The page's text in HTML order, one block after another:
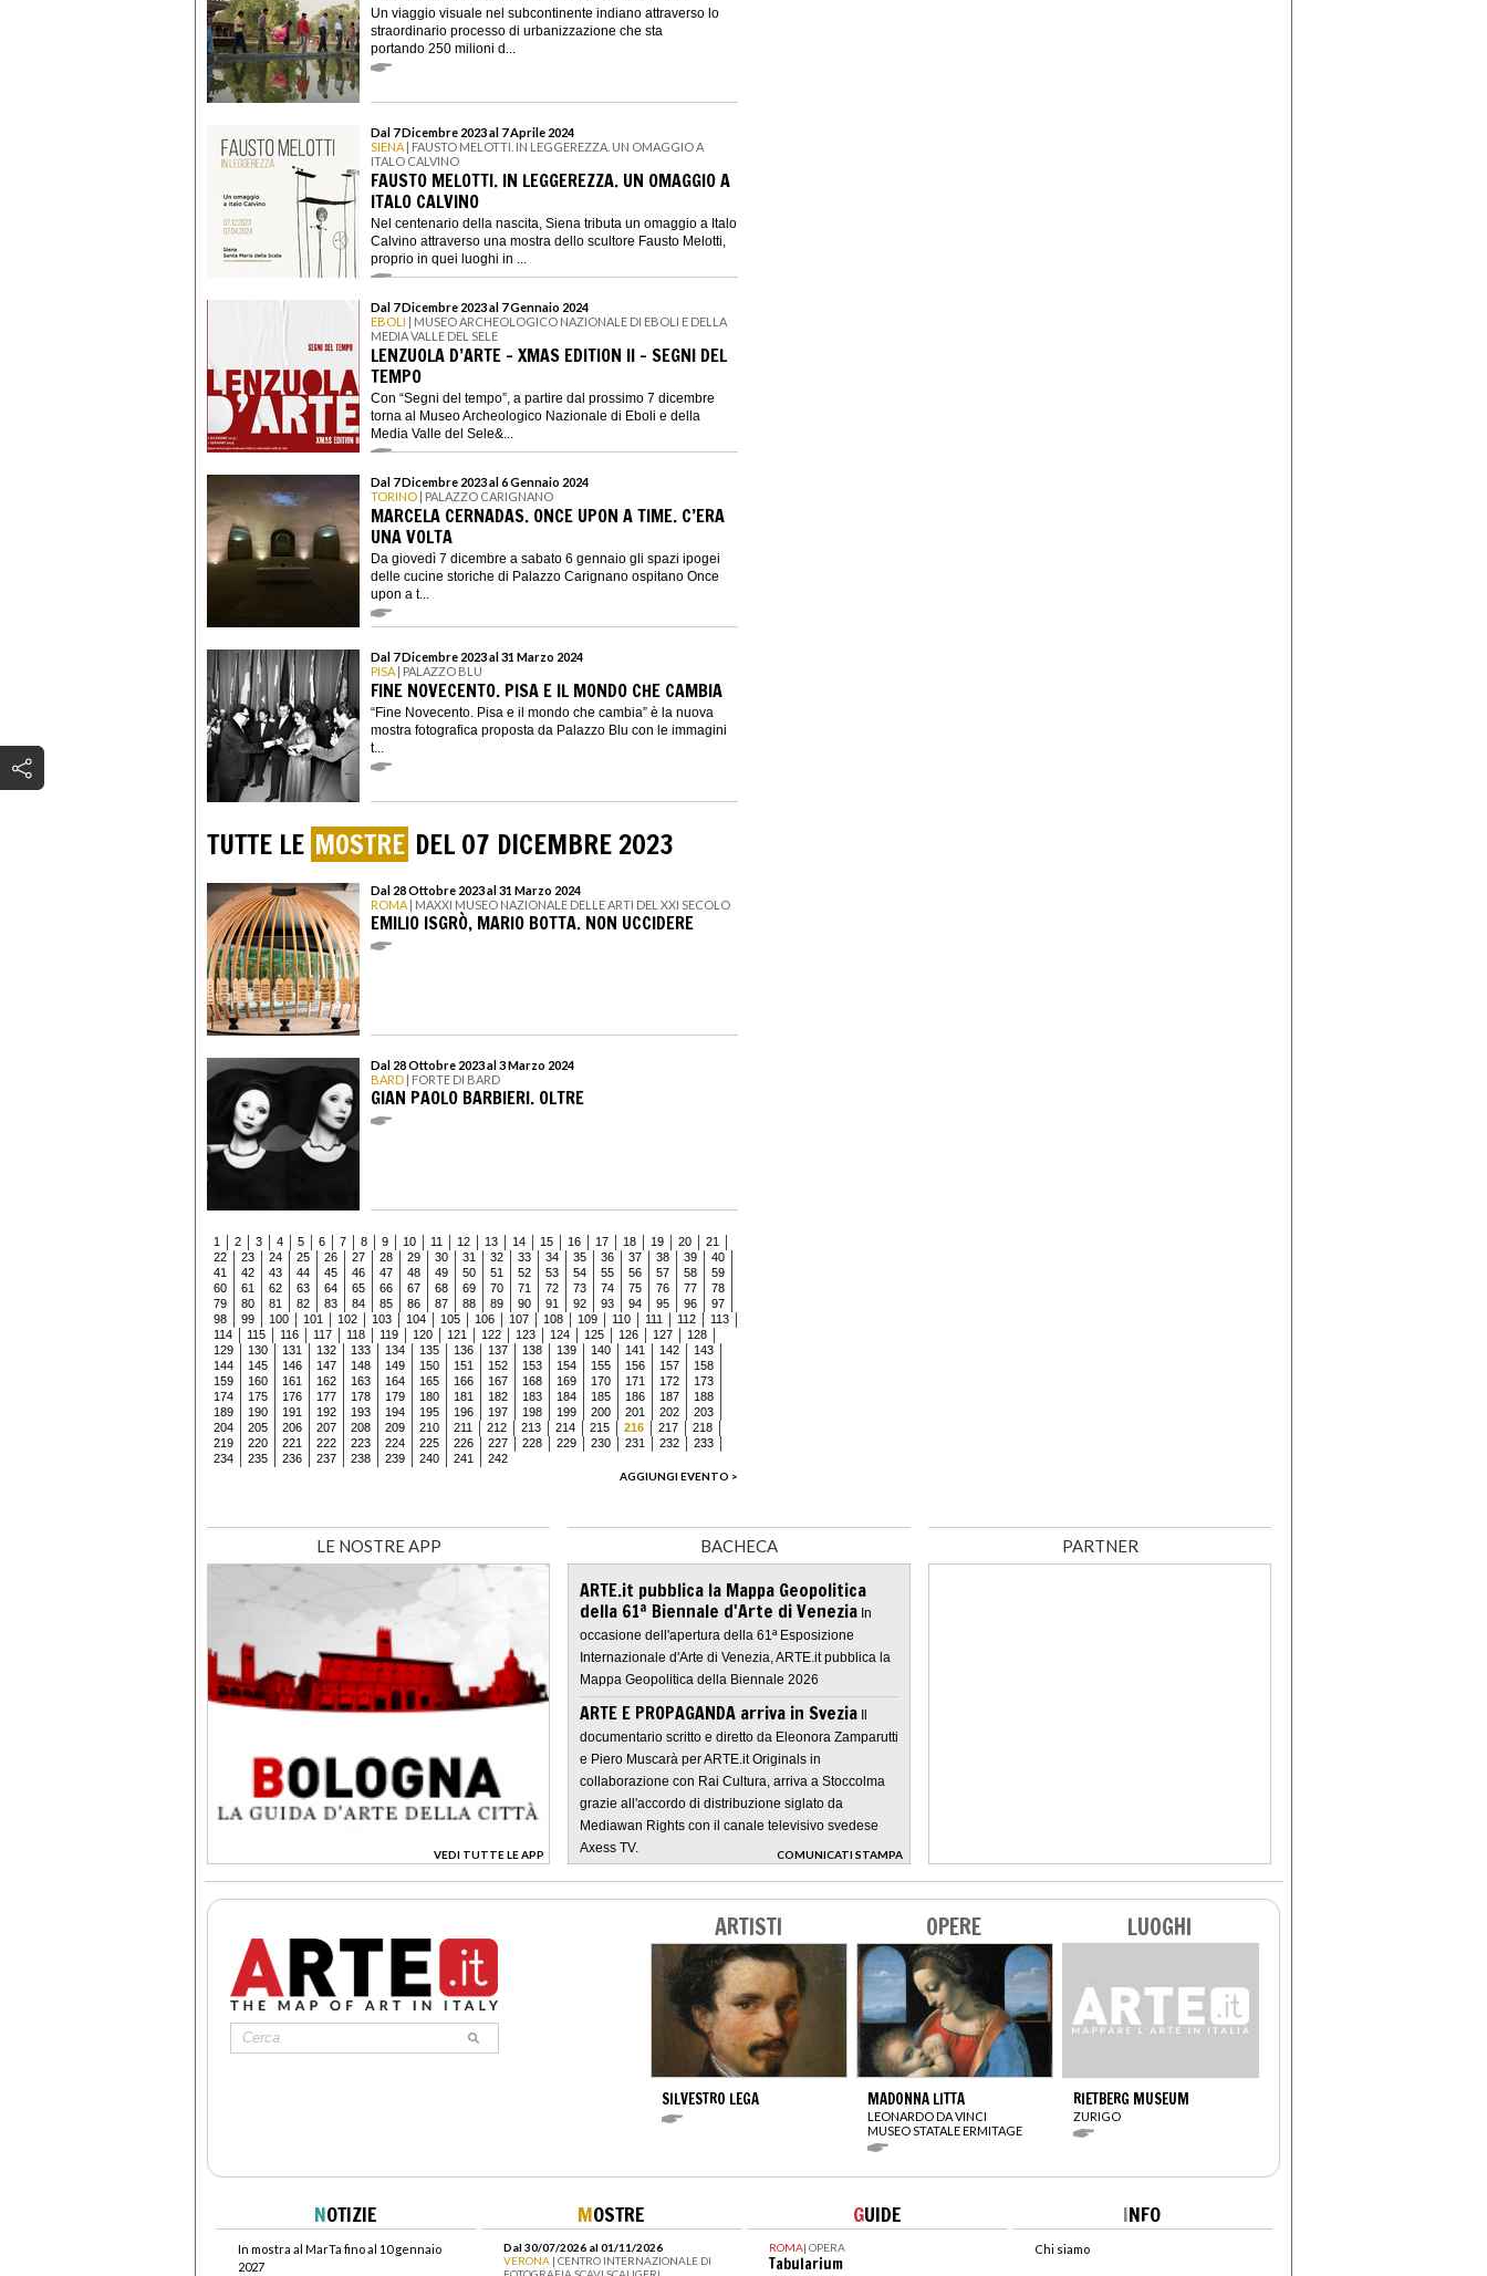
Un viaggio visuale nel subcontinente indiano attraverso lo
straordinario processo di urbanizzazione che sta
portando 250 milioni d...
Dal 7 Dicembre 2023 al 7 Aprile 2024
SIENA | FAUSTO MELOTTI. IN LEGGEREZZA. UN OMAGGIO A
ITALO CALVINO
FAUSTO MELOTTI. IN LEGGEREZZA. UN OMAGGIO A
ITALO CALVINO
Nel centenario della nascita, Siena tributa un omaggio a Italo
Calvino attraverso una mostra dello scultore Fausto Melotti,
proprio in quei luoghi in ...
Dal 7 Dicembre 2023 al 7 Gennaio 2024
EBOLI | MUSEO ARCHEOLOGICO NAZIONALE DI EBOLI E DELLA
MEDIA VALLE DEL SELE
LENZUOLA D’ARTE - XMAS EDITION II - SEGNI DEL
TEMPO
Con “Segni del tempo”, a partire dal prossimo 7 dicembre
torna al Museo Archeologico Nazionale di Eboli e della
Media Valle del Sele&...
Dal 7 Dicembre 2023 al 6 Gennaio 2024
TORINO | PALAZZO CARIGNANO
MARCELA CERNADAS. ONCE UPON A TIME. C’ERA
UNA VOLTA
Da giovedì 7 dicembre a sabato 6 gennaio gli spazi ipogei
delle cucine storiche di Palazzo Carignano ospitano Once
upon a t...
Dal 7 Dicembre 2023 al 31 Marzo 2024
PISA | PALAZZO BLU
FINE NOVECENTO. PISA E IL MONDO CHE CAMBIA
“Fine Novecento. Pisa e il mondo che cambia” è la nuova
mostra fotografica proposta da Palazzo Blu con le immagini
t...
TUTTE LE MOSTRE DEL 07 DICEMBRE 2023
Dal 28 Ottobre 2023 al 31 Marzo 2024
ROMA | MAXXI MUSEO NAZIONALE DELLE ARTI DEL XXI SECOLO
EMILIO ISGRÒ, MARIO BOTTA. NON UCCIDERE
Dal 28 Ottobre 2023 al 3 Marzo 2024
BARD | FORTE DI BARD
GIAN PAOLO BARBIERI. OLTRE
1 2 3 4 5 6 7 8 9 10 11 12 13 14 15 16 17 18 19 20
21
22
23 24 25 26 27 28 29 30 31 32 33 34 35 36 37 38 39
40
41
42 43 44 45 46 47 48 49 50 51 52 53 54 55 56 57 58
59
60
61 62 63 64 65 66 67 68 69 70 71 72 73 74 75 76 77
78
79
80 81 82 83 84 85 86 87 88 89 90 91 92 93 94 95 96
97
98
99 100 101 102 103 104 105 106 107 108 109 110 111 112
113
114
115 116 117 118 119 120 121 122 123 124 125 126 127
128
129
130 131 132 133 134 135 136 137 138 139 140 141 142
143
144
145 146 147 148 149 150 151 152 153 154 155 156 157
158
159
160 161 162 163 164 165 166 167 168 169 170 171 172
173
174
175 176 177 178 179 180 181 182 183 184 185 186 187
188
189
190 191 192 193 194 195 196 197 198 199 200 201 202
203
204
205 206 207 208 209 210 211 212 213 214 215 216 217
218
219
220 221 222 223 224 225 226 227 228 229 230 231 232
233
234
235 236 237 238 239 240 241
242
AGGIUNGI EVENTO >
LE NOSTRE APP
VEDI TUTTE LE APP
>
BACHECA
ARTE.it pubblica la Mappa Geopolitica
della 61ª Biennale d'Arte di Venezia In
occasione dell'apertura della 61ª Esposizione
Internazionale d'Arte di Venezia, ARTE.it pubblica la
Mappa Geopolitica della Biennale 2026
ARTE E PROPAGANDA arriva in Svezia Il
documentario scritto e diretto da Eleonora Zamparutti
e Piero Muscarà per ARTE.it Originals in
collaborazione con Rai Cultura, arriva a Stoccolma
grazie all'accordo di distribuzione siglato da
Mediawan Rights con il canale televisivo svedese
Axess TV.
COMUNICATI STAMPA
>
PARTNER
ARTISTI
SILVESTRO LEGA
OPERE
MADONNA LITTA
LEONARDO DA VINCI
MUSEO STATALE ERMITAGE
LUOGHI
RIETBERG MUSEUM
ZURIGO
NOTIZIE
In mostra al MarTa fino al 10 gennaio
2027
MOSTRE
Dal 30/07/2026 al 01/11/2026
VERONA | CENTRO INTERNAZIONALE DI
GUIDE
ROMA| OPERA
Tabularium
INFO
Chi siamo